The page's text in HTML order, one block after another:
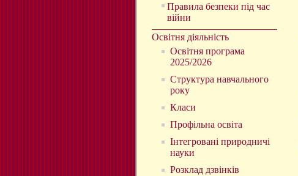
Правила безпеки під час
війни
Освітня діяльність
Освітня програма
2025/2026
Структура навчального
року
Класи
Профільна освіта
Інтегровані природничі
науки
Розклад дзвінків